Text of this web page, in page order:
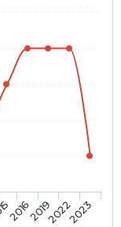
2016201920222023